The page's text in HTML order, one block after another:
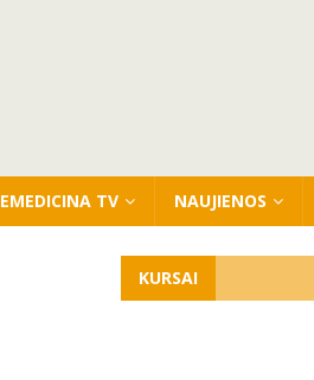
EMEDICINA TV NAUJIENOS
KURSAI